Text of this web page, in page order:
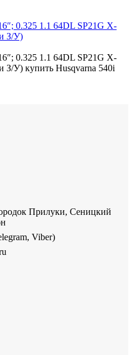
0.325 1.1 64DL SP21G X-
З/У)
0.325 1.1 64DL SP21G X-
З/У) купить Husqvarna 540i
Прилуки, Сеницкий
Viber)